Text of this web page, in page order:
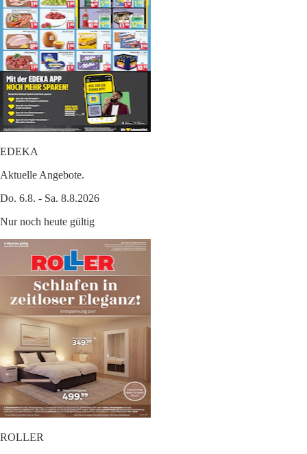
EDEKA
Aktuelle Angebote.
Do. 6.8. - Sa. 8.8.2026
Nur noch heute gültig
ROLLER